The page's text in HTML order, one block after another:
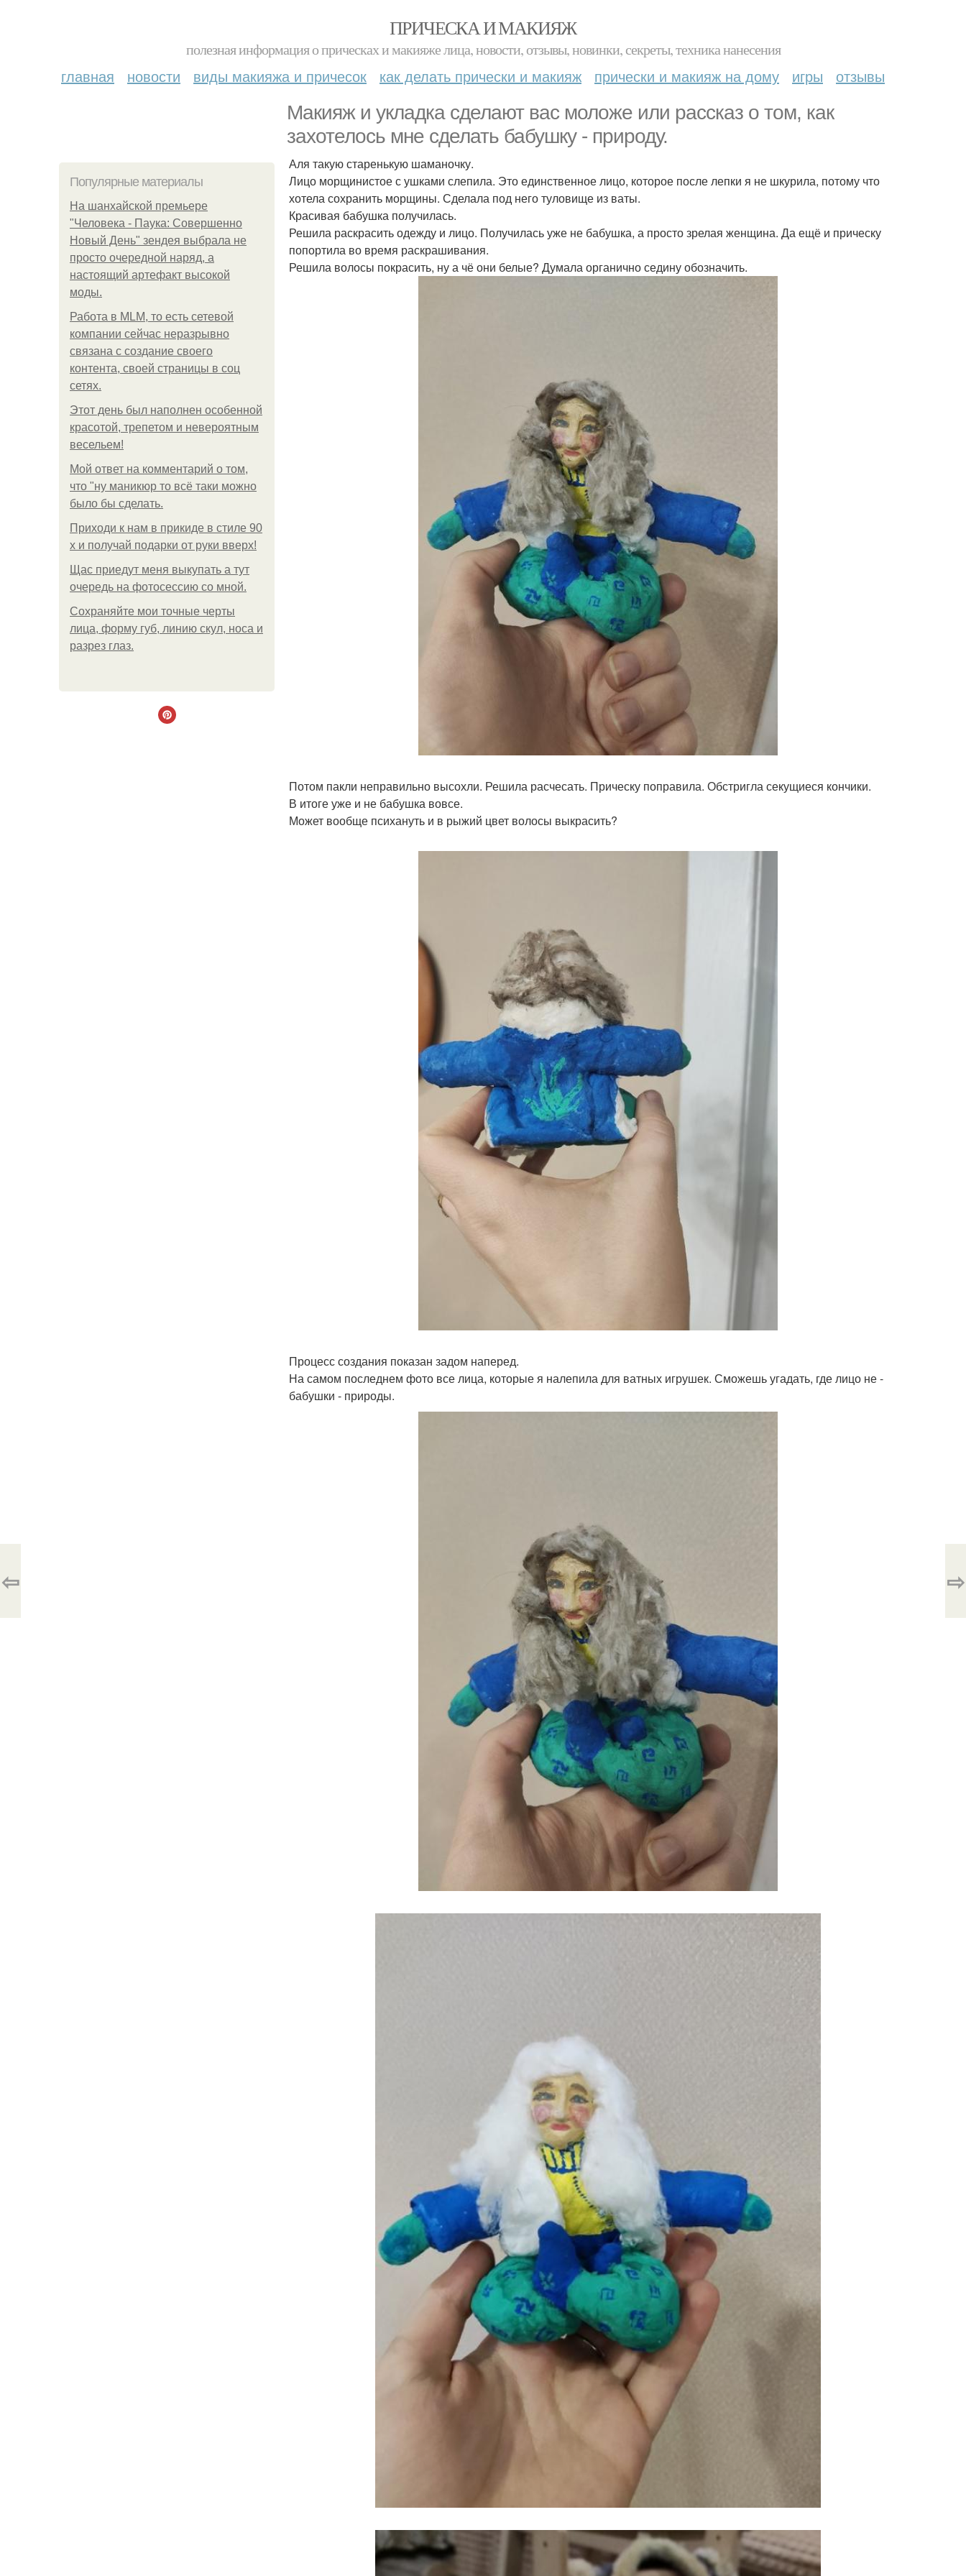
ПРИЧЕСКА И МАКИЯЖ
полезная информация о прическах и макияже лица, новости, отзывы, новинки, секреты, техника нанесения
главная новости виды макияжа и причесок как делать прически и макияж прически и макияж на дому игры отзывы
Макияж и укладка сделают вас моложе или рассказ о том, как
захотелось мне сделать бабушку - природу.
Популярные материалы
На шанхайской премьере
"Человека - Паука: Совершенно
Новый День" зендея выбрала не
просто очередной наряд, а
настоящий артефакт высокой
моды.
Работа в MLM, то есть сетевой
компании сейчас неразрывно
связана с создание своего
контента, своей страницы в соц
сетях.
Этот день был наполнен особенной
красотой, трепетом и невероятным
весельем!
Мой ответ на комментарий о том,
что "ну маникюр то всё таки можно
было бы сделать.
Приходи к нам в прикиде в стиле 90
х и получай подарки от руки вверх!
Щас приедут меня выкупать а тут
очередь на фотосессию со мной.
Сохраняйте мои точные черты
лица, форму губ, линию скул, носа и
разрез глаз.
Аля такую старенькую шаманочку.
Лицо морщинистое с ушками слепила. Это единственное лицо, которое после лепки я не шкурила, потому что
хотела сохранить морщины. Сделала под него туловище из ваты.
Красивая бабушка получилась.
Решила раскрасить одежду и лицо. Получилась уже не бабушка, а просто зрелая женщина. Да ещё и прическу
попортила во время раскрашивания.
Решила волосы покрасить, ну а чё они белые? Думала органично седину обозначить.
Потом пакли неправильно высохли. Решила расчесать. Прическу поправила. Обстригла секущиеся кончики.
В итоге уже и не бабушка вовсе.
Может вообще психануть и в рыжий цвет волосы выкрасить?
Процесс создания показан задом наперед.
На самом последнем фото все лица, которые я налепила для ватных игрушек. Сможешь угадать, где лицо не -
бабушки - природы.
⇦ ⇨